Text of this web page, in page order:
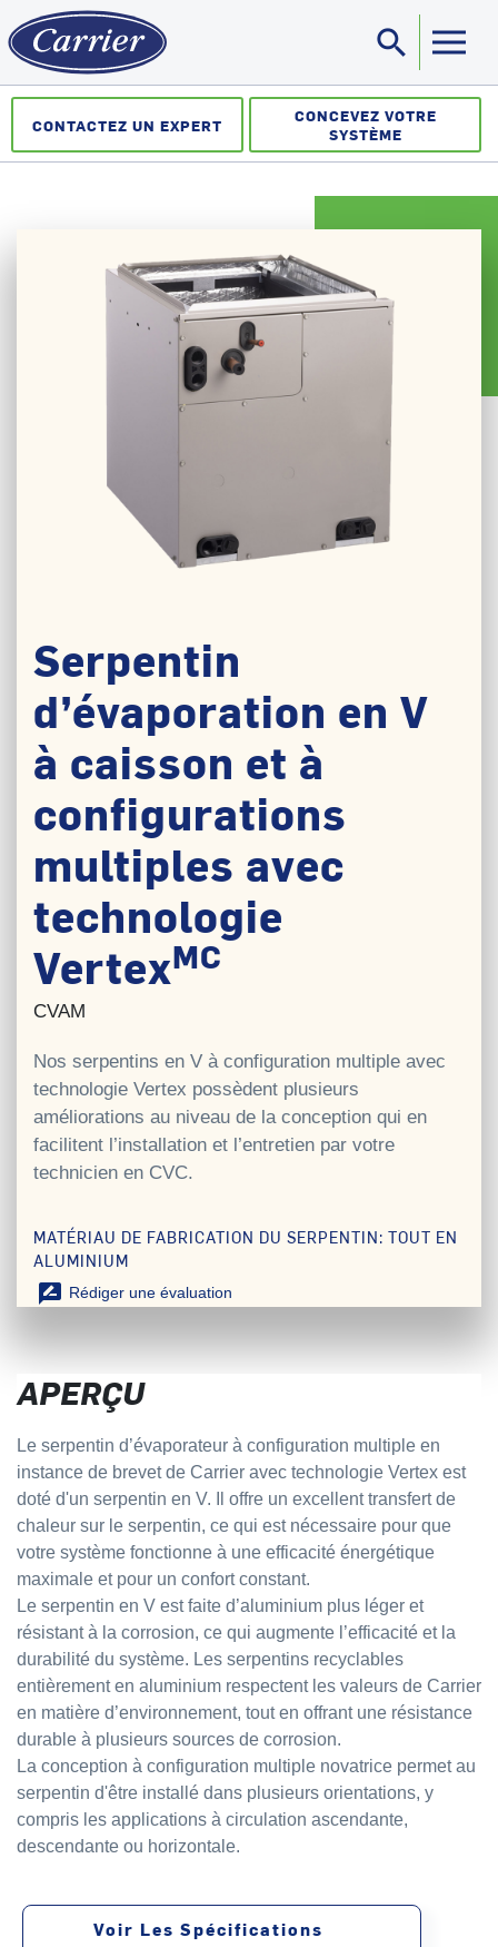
search
CONTACTEZ UN EXPERT
CONCEVEZ VOTRE
SYSTÈME
Serpentin
d’évaporation en V
à caisson et à
configurations
multiples avec
technologie
VertexMC
CVAM
Nos serpentins en V à configuration multiple avec
technologie Vertex possèdent plusieurs
améliorations au niveau de la conception qui en
facilitent l’installation et l’entretien par votre
technicien en CVC.
MATÉRIAU DE FABRICATION DU SERPENTIN: TOUT EN
ALUMINIUM
rate_review Rédiger une évaluation
APERÇU
Le serpentin d’évaporateur à configuration multiple en
instance de brevet de Carrier avec technologie Vertex est
doté d'un serpentin en V. Il offre un excellent transfert de
chaleur sur le serpentin, ce qui est nécessaire pour que
votre système fonctionne à une efficacité énergétique
maximale et pour un confort constant.
Le serpentin en V est faite d’aluminium plus léger et
résistant à la corrosion, ce qui augmente l’efficacité et la
durabilité du système. Les serpentins recyclables
entièrement en aluminium respectent les valeurs de Carrier
en matière d’environnement, tout en offrant une résistance
durable à plusieurs sources de corrosion.
La conception à configuration multiple novatrice permet au
serpentin d'être installé dans plusieurs orientations, y
compris les applications à circulation ascendante,
descendante ou horizontale.
Voir Les Spécifications